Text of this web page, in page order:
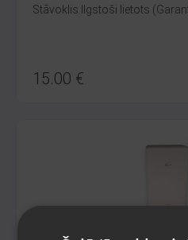
Stāvoklis Ilgstoši lietots
15.00 €